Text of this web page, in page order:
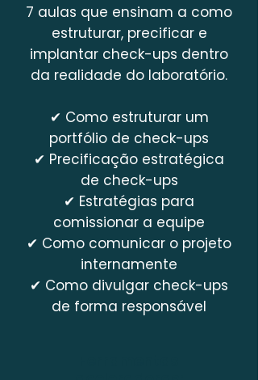
7 aulas que ensinam a como
estruturar, precificar e
implantar check-ups dentro
da realidade do laboratório.
✔ Como estruturar um
portfólio de check-ups
✔ Precificação estratégica
de check-ups
✔ Estratégias para
comissionar a equipe
✔ Como comunicar o projeto
internamente
✔ Como divulgar check-ups
de forma responsável